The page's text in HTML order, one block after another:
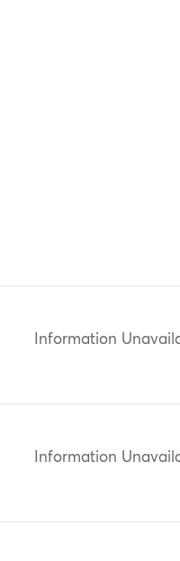
Information
Information